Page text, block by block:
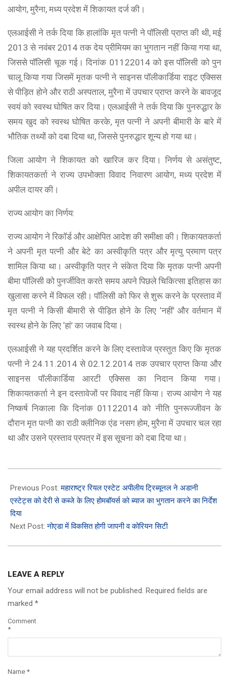
आयोग, मुरैना, मध्य प्रदेश में शिकायत दर्ज की।
एलआईसी ने तर्क दिया कि हालांकि मृत पत्नी ने पॉलिसी प्राप्त की थी, मई
2013 से नवंबर 2014 तक देय प्रीमियम का भुगतान नहीं किया गया था,
जिससे पॉलिसी चूक गई। दिनांक 01122014 को इस पॉलिसी को पुन
चालू किया गया जिसमें मृतक पत्नी ने साइनस पॉलीकार्डिया राइट एक्सिस
से पीड़ित होने और राठी अस्पताल, मुरैना में उपचार प्राप्त करने के बावजूद
स्वयं को स्वस्थ घोषित कर दिया। एलआईसी ने तर्क दिया कि पुनरुद्धार के
समय खुद को स्वस्थ घोषित करके, मृत पत्नी ने अपनी बीमारी के बारे में
भौतिक तथ्यों को दबा दिया था, जिससे पुनरुद्धार शून्य हो गया था।
जिला आयोग ने शिकायत को खारिज कर दिया। निर्णय से असंतुष्ट,
शिकायतकर्ता ने राज्य उपभोक्ता विवाद निवारण आयोग, मध्य प्रदेश में
अपील दायर की।
राज्य आयोग का निर्णय:
राज्य आयोग ने रिकॉर्ड और आक्षेपित आदेश की समीक्षा की। शिकायतकर्ता
ने अपनी मृत पत्नी और बेटे का अस्वीकृति पत्र और मृत्यु प्रमाण पत्र
शामिल किया था। अस्वीकृति पत्र ने संकेत दिया कि मृतक पत्नी अपनी
बीमा पॉलिसी को पुनर्जीवित करते समय अपने पिछले चिकित्सा इतिहास का
खुलासा करने में विफल रही। पॉलिसी को फिर से शुरू करने के प्रस्ताव में
मृत पत्नी ने किसी बीमारी से पीड़ित होने के लिए ‘नहीं’ और वर्तमान में
स्वस्थ होने के लिए ‘हां’ का जवाब दिया।
एलआईसी ने यह प्रदर्शित करने के लिए दस्तावेज प्रस्तुत किए कि मृतक
पत्नी ने 24.11.2014 से 02.12.2014 तक उपचार प्राप्त किया और
साइनस पॉलीकार्डिया आरटी एक्सिस का निदान किया गया।
शिकायतकर्ता ने इन दस्तावेजों पर विवाद नहीं किया। राज्य आयोग ने यह
निष्कर्ष निकाला कि दिनांक 01122014 को नीति पुनरूज्जीवन के
दौरान मृत पत्नी का राठी क्लीनिक एंड नसग होम, मुरैना में उपचार चल रहा
था और उसने प्रस्ताव प्रपत्र में इस सूचना को दबा दिया था।
08-
04
Previous Post:महाराष्ट्र रियल एस्टेट अपीलीय ट्रिब्यूनल ने अडानी
एस्टेट्स को देरी से कब्जे के लिए होमबॉयर्स को ब्याज का भुगतान करने का निर्देश
दिया
Next Post:नोएडा में विकसित होगी जापनी व कोरियन सिटी
LEAVE A REPLY
Your email address will not be published. Required fields are
marked *
Comment
*
Name *